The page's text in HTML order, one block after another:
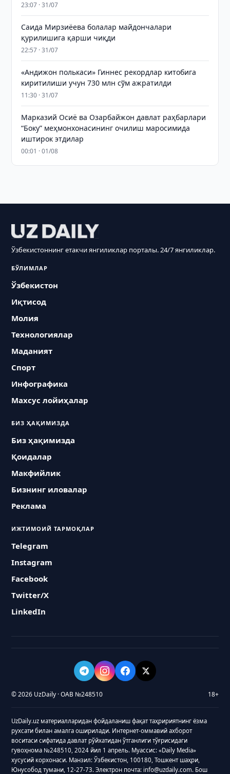
23:07 · 31/07
Саида Мирзиёева болалар майдончалари
қурилишига қарши чиқди
22:57 · 31/07
«Андижон полькаси» Гиннес рекордлар китобига
киритилиши учун 730 млн сўм ажратилди
11:30 · 31/07
Марказий Осиё ва Озарбайжон давлат раҳбарлари
“Боку” меҳмонхонасининг очилиш маросимида
иштирок этдилар
00:01 · 01/08
Ўзбекистоннинг етакчи янгиликлар порталы. 24/7 янгиликлар.
БЎЛИМЛАР
Ўзбекистон
Иқтисод
Молия
Технологиялар
Маданият
Спорт
Инфографика
Махсус лойиҳалар
БИЗ ҲАҚИМИЗДА
Биз ҳақимизда
Қоидалар
Макфийлик
Бизнинг иловалар
Реклама
ИЖТИМОИЙ ТАРМОҚЛАР
Telegram
Instagram
Facebook
Twitter/X
LinkedIn
© 2026 UzDaily · ОАВ №248510 18+
UzDaily.uz материалларидан фойдаланиш фақат таҳририятнинг ёзма
рухсати билан амалга оширилади. Интернет-оммавий ахборот
воситаси сифатида давлат рўйхатидан ўтганлиги тўғрисидаги
гувоҳнома №248510, 2024 йил 1 апрель. Муассис: «Daily Media»
хусусий корхонаси. Манзил: Ўзбекистон, 100180, Тошкент шаҳри,
Юнусобод тумани, 12-27-73. Электрон почта: info@uzdaily.com. Бош